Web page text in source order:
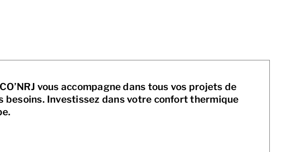
vous accompagne dans tous vos projets de
besoins. Investissez dans votre confort thermique